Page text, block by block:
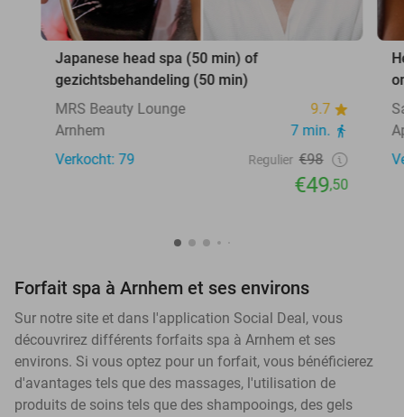
Japanese head spa (50 min) of
gezichtsbehandeling (50 min)
MRS Beauty Lounge
9.7
Arnhem
7 min.
Verkocht: 79
Regulier €98
€49,50
Forfait spa à Arnhem et ses environs
Sur notre site et dans l'application Social Deal, vous
découvrirez différents forfaits spa à Arnhem et ses
environs. Si vous optez pour un forfait, vous bénéficierez
d'avantages tels que des massages, l'utilisation de
produits de soins tels que des shampooings, des gels